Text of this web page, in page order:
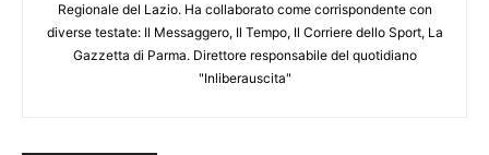
Regionale del Lazio. Ha collaborato come corrispondente con
diverse testate: Il Messaggero, Il Tempo, Il Corriere dello Sport, La
Gazzetta di Parma. Direttore responsabile del quotidiano
"Inliberauscita"